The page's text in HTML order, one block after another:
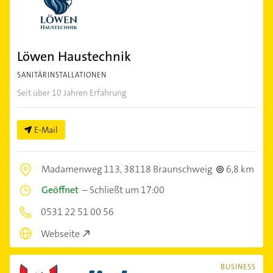
Löwen Haustechnik
SANITÄRINSTALLATIONEN
Seit über 10 Jahren Erfahrung
E-Mail
Madamenweg 113,38118 Braunschweig
6,8 km
Geöffnet –Schließt um 17:00
0531 22 51 00 56
Webseite
BUSINESS